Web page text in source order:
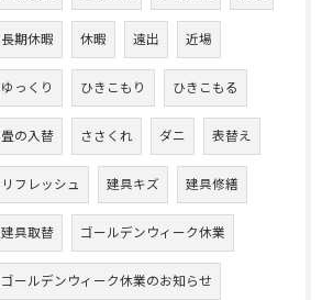
長期休暇 休暇 遠出 近場
ゆっくり ひきこもり ひきこもる
畳の入替 ささくれ ダニ 表替え
リフレッシュ 建具キズ 建具修繕
建具取替 ゴールデンウィーク休業
ゴールデンウィーク休業のお知らせ